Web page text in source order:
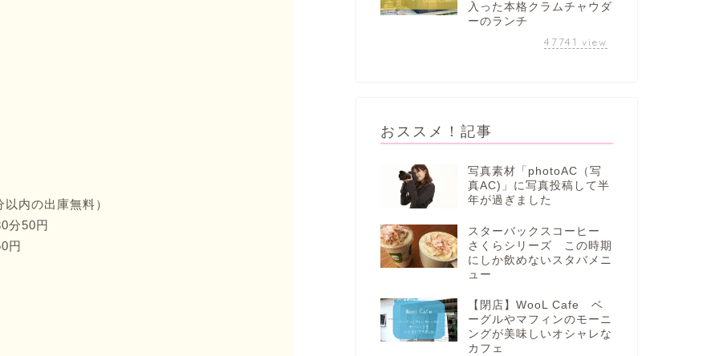
内の出庫無料）
分50円
円
入った本格クラムチャウダ
ーのランチ
47741 view
おススメ！記事
写真素材「photoAC（写
真AC)」に写真投稿して半
年が過ぎました
スターバックスコーヒー
さくらシリーズ この時期
にしか飲めないスタバメニ
ュー
【閉店】WooL Cafe ベ
ーグルやマフィンのモーニ
ングが美味しいオシャレな
カフェ